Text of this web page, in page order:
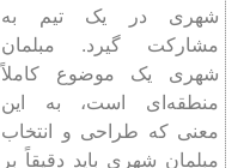
شهری در یک تیم به
مشارکت گیرد. مبلمان
شهری يک موضوع کاملاً
منطقه‌ای است،‌ به این
معنی که طراحی و انتخاب
مبلمان شهری باید دقيقاً بر